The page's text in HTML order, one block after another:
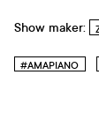
Show maker:
#AMAPIANO